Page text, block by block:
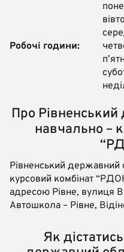
Робочі години:
Про
навчально –
Рівненський державний
курсовий комбінат
адресою Рівне, вулиця
Автошкола – Рівне,
Як